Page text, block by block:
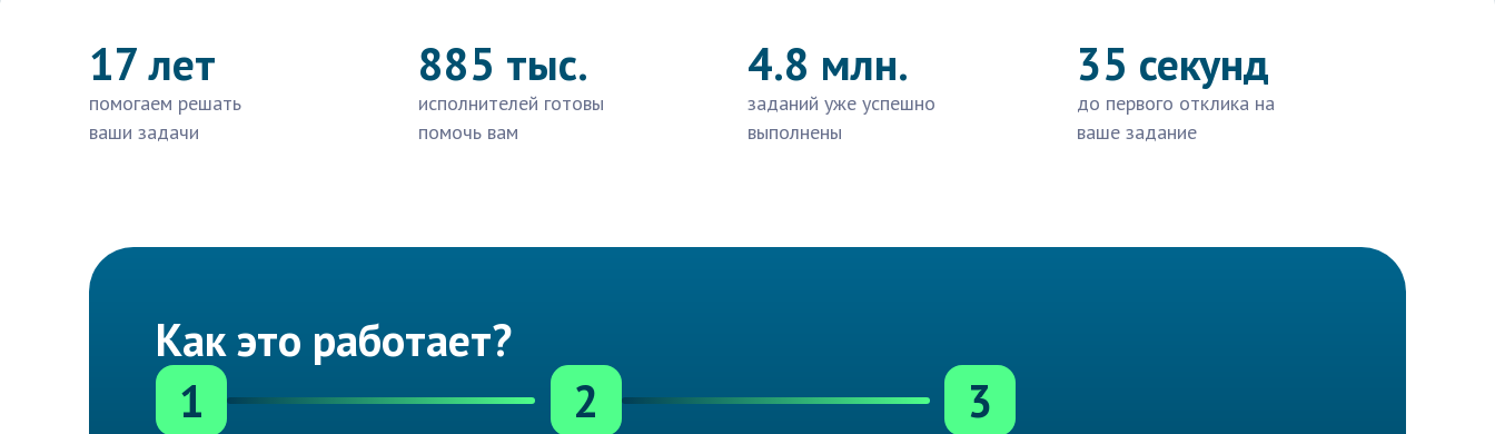
17 лет
помогаем решать
ваши задачи
885 тыс.
исполнителей готовы
помочь вам
4.8 млн.
заданий уже успешно
выполнены
35 секунд
до первого отклика на
ваше задание
Как это работает?
1
2 3